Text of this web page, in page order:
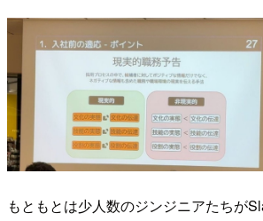
もともとは少人数のジンジニアたちが